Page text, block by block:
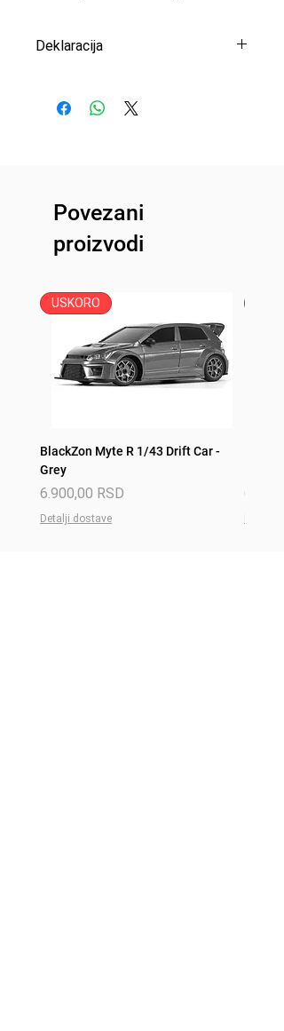
Deklaracija
d.o.o
Povezani
proizvodi
USKORO
BlackZon Myte R 1/43 Drift Car -
Grey
Price
6.900,00 RSD
Detalji dostave
Price